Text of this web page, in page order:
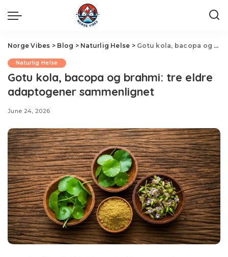
Norge Vibes > Blog > Naturlig Helse > Gotu kola, bacopa og brahmi: tre eldre adaptogener sammenlignet
Naturlig Helse
Gotu kola, bacopa og brahmi: tre eldre
adaptogener sammenlignet
June 24, 2026